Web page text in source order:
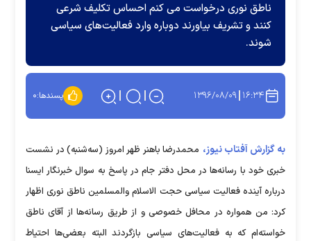
ناطق نوری درخواست می کنم احساس تکلیف شرعی
کنند و تشریف بیاورند دوباره وارد فعالیت‌های سیاسی
شوند.
۱۶:۳۴ ۱۳۹۶/۰۸/۰۹ پسندها:۰
به گزارش آفتاب نیوز، محمدرضا باهنر ظهر امروز (سه‌شنبه) در نشست
خبری خود با رسانه‌ها در محل دفتر جام در پاسخ به سوال خبرنگار ایسنا
درباره آینده فعالیت سیاسی حجت الاسلام والمسلمین ناطق نوری اظهار
کرد: من همواره در محافل خصوصی و از طریق رسانه‌ها از آقای ناطق
خواسته‌ام که به فعالیت‌های سیاسی بازگردند البته بعضی‌ها احتیاط